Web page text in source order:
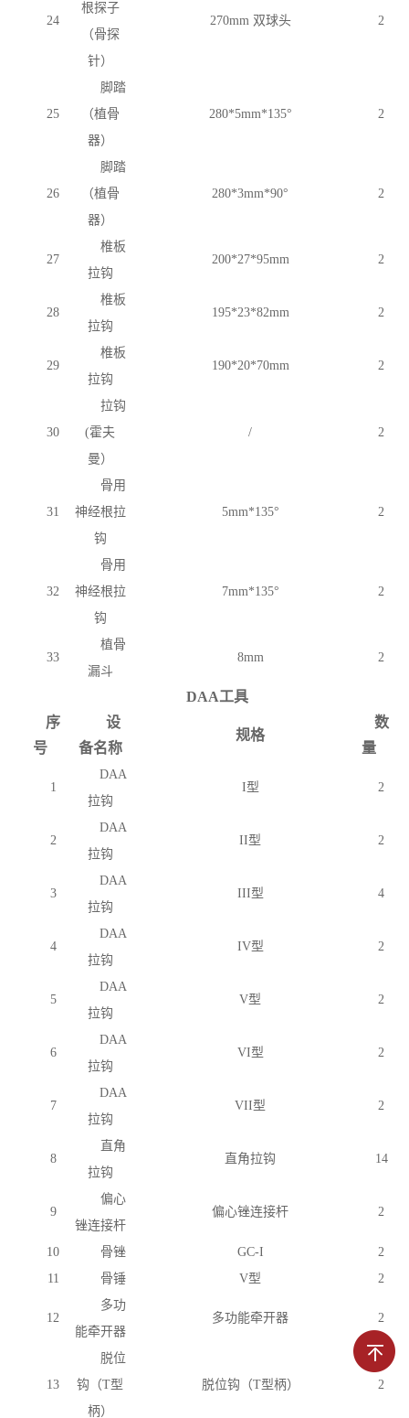
24
根探子
（骨探
针）
270mm 双球头 2
25
脚踏
（植骨
器）
280*5mm*135° 2
26
脚踏
（植骨
器）
280*3mm*90° 2
27
椎板
拉钩
200*27*95mm 2
28
椎板
拉钩
195*23*82mm 2
29
椎板
拉钩
190*20*70mm 2
30
拉钩
(霍夫
曼）
/ 2
31
骨用
神经根拉
钩
5mm*135° 2
32
骨用
神经根拉
钩
7mm*135° 2
33
植骨
漏斗
8mm 2
DAA工具
序
号
设
备名称
规格
数
量
1
DAA
拉钩
I型 2
2
DAA
拉钩
II型 2
3
DAA
拉钩
III型 4
4
DAA
拉钩
IV型 2
5
DAA
拉钩
V型 2
6
DAA
拉钩
VI型 2
7
DAA
拉钩
VII型 2
8
直角
拉钩
直角拉钩 14
9
偏心
锉连接杆
偏心锉连接杆 2
10 骨锉 GC-I
2
11
骨锤 V型 2
12
多功
能牵开器
多功能牵开器 2
13
脱位
钩（T型
柄）
脱位钩（T型柄） 2